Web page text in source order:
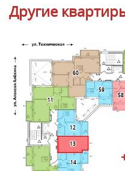
Другие
14
13
12
11
60
59
58